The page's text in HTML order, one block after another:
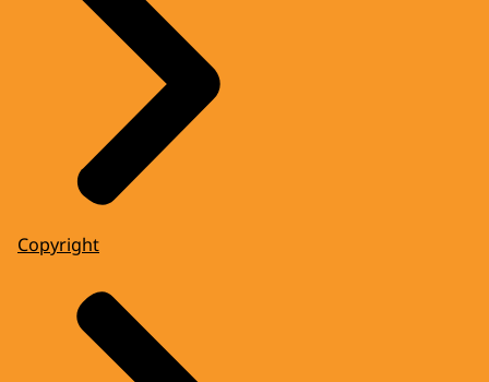
Copyright